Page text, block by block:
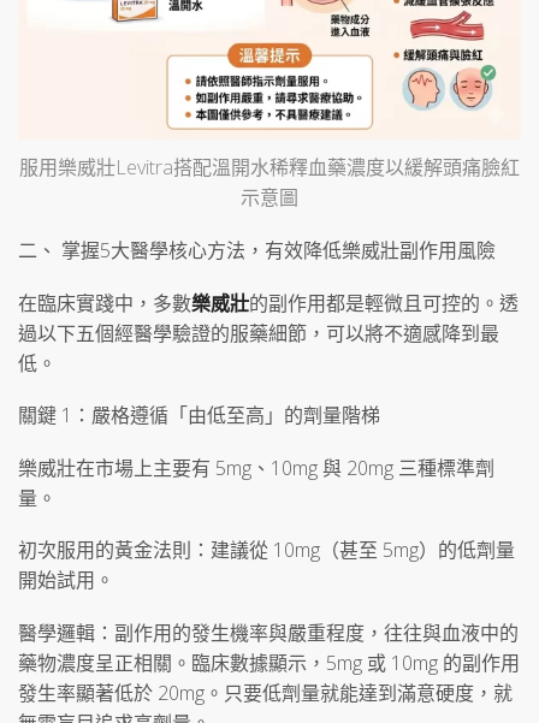
服用樂威壯Levitra搭配溫開水稀釋血藥濃度以緩解頭痛臉紅
示意圖
二、 掌握5大醫學核心方法，有效降低樂威壯副作用風險
在臨床實踐中，多數樂威壯的副作用都是輕微且可控的。透
過以下五個經醫學驗證的服藥細節，可以將不適感降到最
低。
關鍵 1：嚴格遵循「由低至高」的劑量階梯
樂威壯在市場上主要有 5mg、10mg 與 20mg 三種標準劑
量。
初次服用的黃金法則：建議從 10mg（甚至 5mg）的低劑量
開始試用。
醫學邏輯：副作用的發生機率與嚴重程度，往往與血液中的
藥物濃度呈正相關。臨床數據顯示，5mg 或 10mg 的副作用
發生率顯著低於 20mg。只要低劑量就能達到滿意硬度，就